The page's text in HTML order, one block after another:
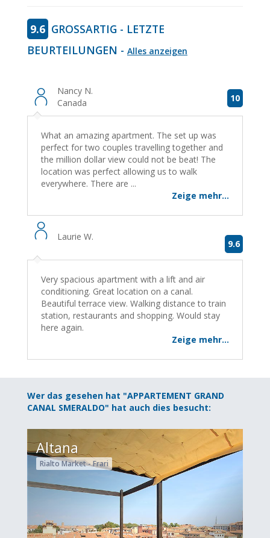
9.6 GROSSARTIG - LETZTE B
EURTEILUNGEN - Alles anzeigen
Nancy N.
Canada
10
What an amazing apartment. The set up was
perfect for two couples travelling together and
the million dollar view could not be beat! The
location was perfect allowing us to walk
everywhere. There are ...
Zeige mehr...
Laurie W.
9.6
Very spacious apartment with a lift and air
conditioning. Great location on a canal.
Beautiful terrace view. Walking distance to train
station, restaurants and shopping. Would stay
here again.
Zeige mehr...
Wer das gesehen hat "APPARTEMENT GRAND
CANAL SMERALDO" hat auch dies besucht:
Altana
Rialto Market - Frari